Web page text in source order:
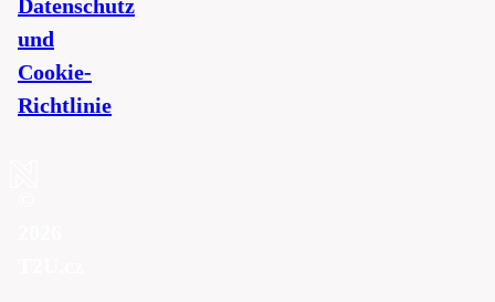
Datenschutz
und
Cookie-
Richtlinie